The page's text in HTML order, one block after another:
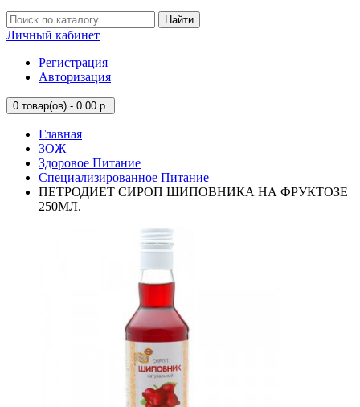
Найти
Личный кабинет
Регистрация
Авторизация
0 товар(ов) - 0.00 р.
Главная
ЗОЖ
Здоровое Питание
Специализированное Питание
ПЕТРОДИЕТ СИРОП ШИПОВНИКА НА ФРУКТОЗЕ
250МЛ.